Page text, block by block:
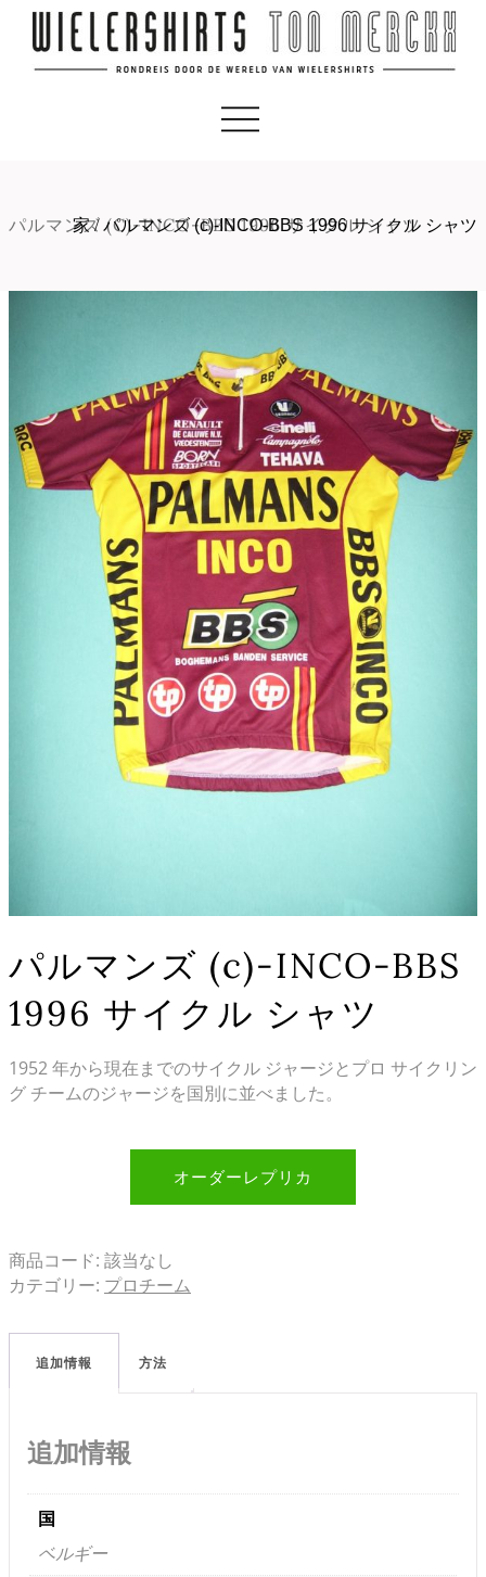
パルマンズ (C)-INCO-BBS 1996 サイクル シャツ
家/パルマンズ (c)-INCO-BBS 1996 サイクル シャツ
パルマンズ (c)-INCO-BBS
1996 サイクル シャツ
1952 年から現在までのサイクル ジャージとプロ サイクリン
グ チームのジャージを国別に並べました。
オーダーレプリカ
商品コード: 該当なし
カテゴリー: プロチーム
追加情報 方法
追加情報
国
ベルギー